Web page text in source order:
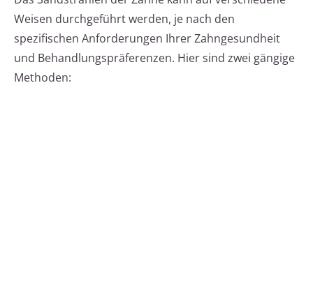
Weisen durchgeführt werden, je nach den
spezifischen Anforderungen Ihrer Zahngesundheit
und Behandlungspräferenzen. Hier sind zwei gängige
Methoden: